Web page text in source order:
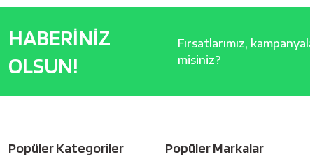
HABERİNİZ
OLSUN!
Fırsatlarımız,
misiniz?
Popüler Kategoriler Popüler Markalar